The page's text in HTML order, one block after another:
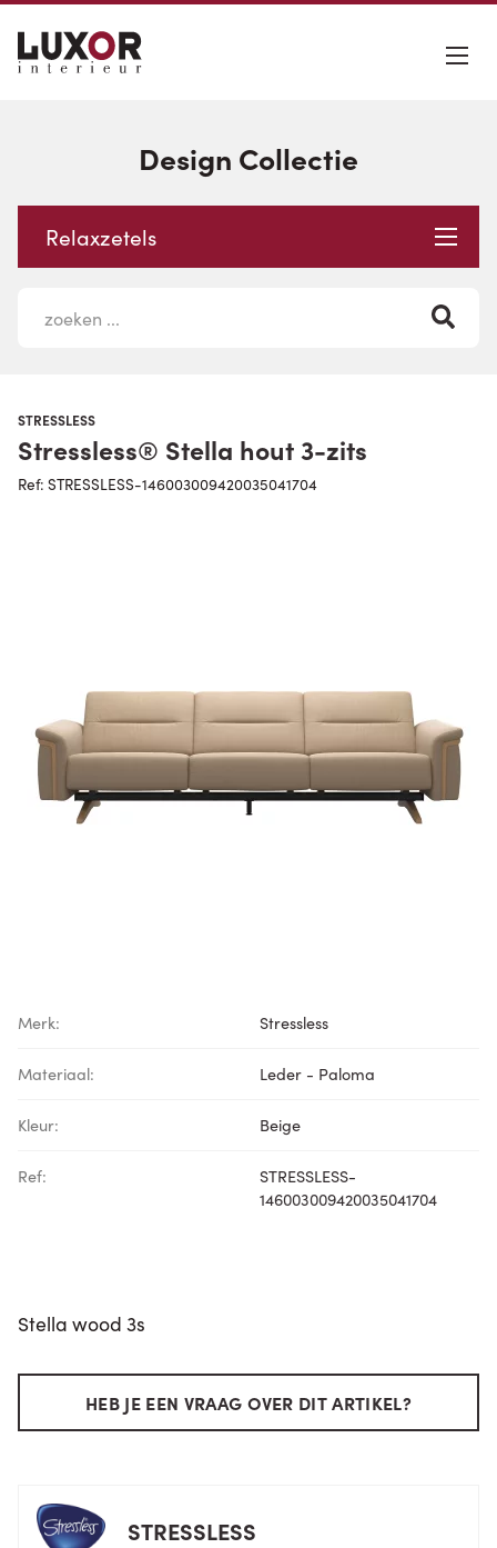
Design Collectie
Relaxzetels
STRESSLESS
Stressless® Stella hout 3-zits
Ref: STRESSLESS-146003009420035041704
Merk: Stressless
Materiaal: Leder - Paloma
Kleur: Beige
Ref:
STRESSLESS-
146003009420035041704
Stella wood 3s
HEB JE EEN VRAAG OVER DIT ARTIKEL?
STRESSLESS